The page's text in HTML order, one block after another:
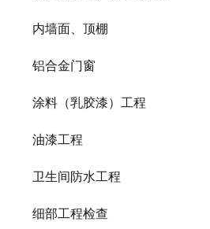
内墙面、顶棚
铝合金门窗
涂料（乳胶漆）工程
油漆工程
卫生间防水工程
细部工程检查